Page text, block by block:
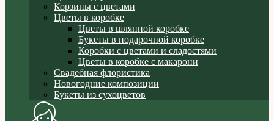
Корзины с цветами
Цветы в коробке
Цветы в шляпной коробке
Букеты в подарочной коробке
Коробки с цветами и сладостями
Цветы в коробке с макарони
Свадебная флористика
Новогодние композиции
Букеты из сухоцветов